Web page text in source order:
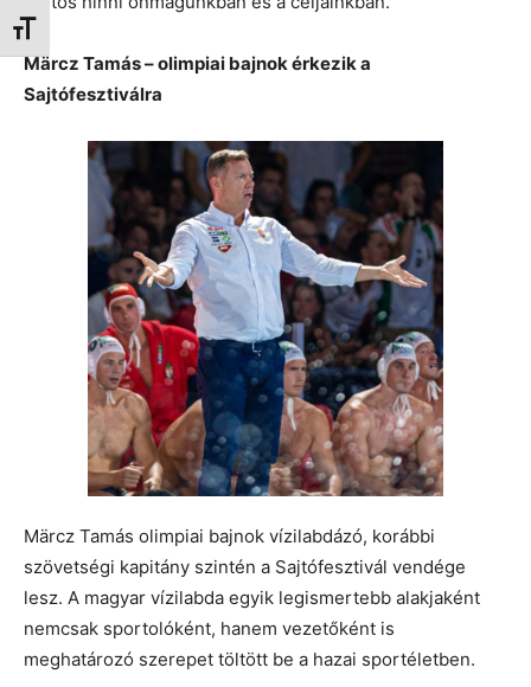
Betűméret váltása
Märcz Tamás – olimpiai bajnok érkezik a
Sajtófesztiválra
Märcz Tamás olimpiai bajnok vízilabdázó, korábbi
szövetségi kapitány szintén a Sajtófesztivál vendége
lesz. A magyar vízilabda egyik legismertebb alakjaként
nemcsak sportolóként, hanem vezetőként is
meghatározó szerepet töltött be a hazai sportéletben.